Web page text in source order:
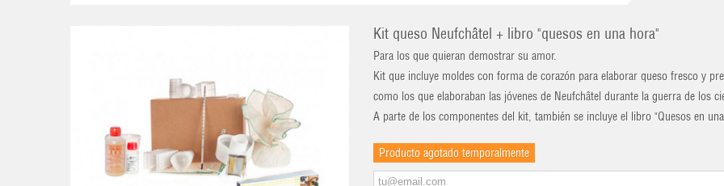
Kit queso Neufchâtel + libro "quesos en una hora"
Para los que quieran demostrar su amor.
Kit que incluye moldes con forma de corazón para elaborar queso fresco y
como los que elaboraban las jóvenes de Neufchâtel durante la guerra de los
A parte de los componentes del kit, también se incluye el libro "Quesos en
Producto agotado temporalmente